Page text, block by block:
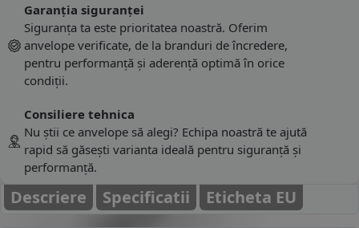
Garanția siguranței
Siguranța ta este prioritatea noastră. Oferim
anvelope verificate, de la branduri de încredere,
pentru performanță și aderență optimă în orice
condiții.
Consiliere tehnica
Nu știi ce anvelope să alegi? Echipa noastră te ajută
rapid să găsești varianta ideală pentru siguranță și
performanță.
Descriere Specificatii Eticheta EU